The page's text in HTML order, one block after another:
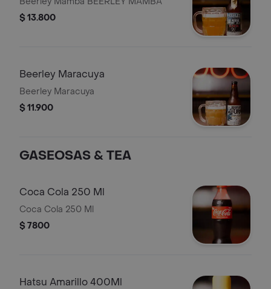
$ 13.800
Beerley Maracuya
Beerley Maracuya
$ 11.900
GASEOSAS & TEA
Coca Cola 250 Ml
Coca Cola 250 Ml
$ 7800
Hatsu Amarillo 400Ml